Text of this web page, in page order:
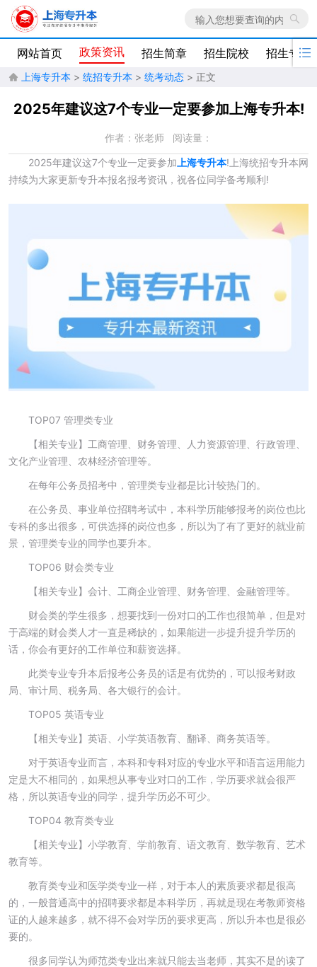
网站首页 政策资讯 招生简章 招生院校 招生专业

 上海专升本 > 统招专升本 > 统考动态 > 正文
2025年建议这7个专业一定要参加上海专升本!
作者：张老师 阅读量：
2025年建议这7个专业一定要参加 上海专升本!上海统招专升本网
持续为大家更新专升本报名报考资讯，祝各位同学备考顺利!
TOP07 管理类专业
【相关专业】工商管理、财务管理、人力资源管理、行政管理、
文化产业管理、农林经济管理等。
在每年公务员招考中，管理类专业都是比计较热门的。
在公务员、事业单位招聘考试中，本科学历能够报考的岗位也比
专科的多出很多，可供选择的岗位也多，所以为了有了更好的就业前
景，管理类专业的同学也要升本。
TOP06 财会类专业
【相关专业】会计、工商企业管理、财务管理、金融管理等。
财会类的学生很多，想要找到一份对口的工作也很简单，但是对
于高端的财会类人才一直是稀缺的，如果能进一步提升提升学历的
话，你会有更好的工作单位和薪资选择。
此类专业专升本后报考公务员的话是有优势的，可以报考财政
局、审计局、税务局、各大银行的会计。
TOP05 英语专业
【相关专业】英语、小学英语教育、翻译、商务英语等。
对于英语专业而言，本科和专科对应的专业水平和语言运用能力
定是大不相同的，如果想从事专业对口的工作，学历要求就会很严
格，所以英语专业的同学，提升学历必不可少。
TOP04 教育类专业
【相关专业】小学教育、学前教育、语文教育、数学教育、艺术
教育等。
教育类专业和医学类专业一样，对于本人的素质要求都是很高
的，一般普通高中的招聘要求都是本科学历，再就是现在考教师资格
证的人越来越多，就不得不会对学历的要求更高，所以升本也是很必
要的。
很多同学认为师范类专业出来就只能去当老师，其实不是的读了